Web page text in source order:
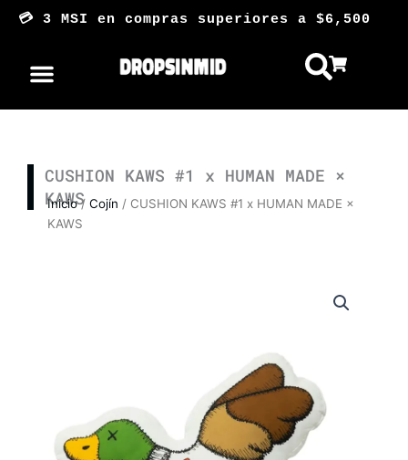
💳 3 MSI en compras superiores a
CUSHION KAWS #1 x HUMAN MADE ×
KAWS
Inicio/ Cojín / CUSHION KAWS #1 x HUMAN MADE ×
KAWS